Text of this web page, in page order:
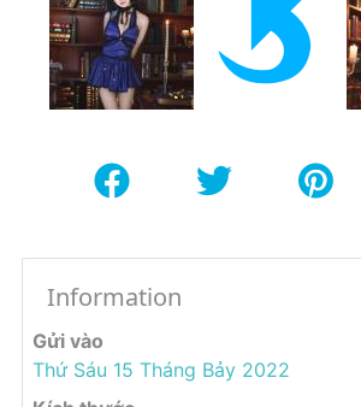
Information
Gửi vào
Thứ Sáu 15 Tháng Bảy 2022